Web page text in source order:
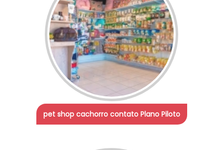
pet shop cachorro contato Plano Piloto